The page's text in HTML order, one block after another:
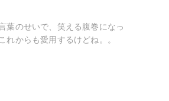
葉のせいで、笑える腹巻になっ
れからも愛用するけどね。。